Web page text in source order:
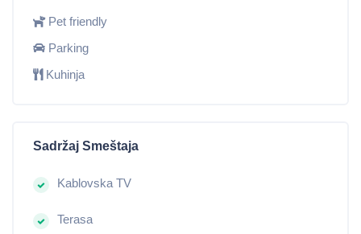
Pet friendly
Parking
Kuhinja
Sadržaj Smeštaja
Kablovska TV
Terasa